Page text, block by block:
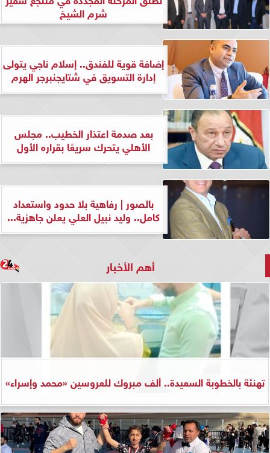
شرم الشيخ
إضافة قوية للفندق.. إسلام ناجي يتولى
إدارة التسويق في شتايجنبرجر الهرم
بعد صدمة اعتذار الخطيب.. مجلس
الأهلي يتحرك سريعًا بقراره الأول
بالصور | رفاهية بلا حدود واستعداد
كامل.. وليد نبيل العلي يعلن جاهزية...
أهم الأخبار
تهنئة بالخطوبة السعيدة.. ألف مبروك للعروسين «محمد وإسراء»